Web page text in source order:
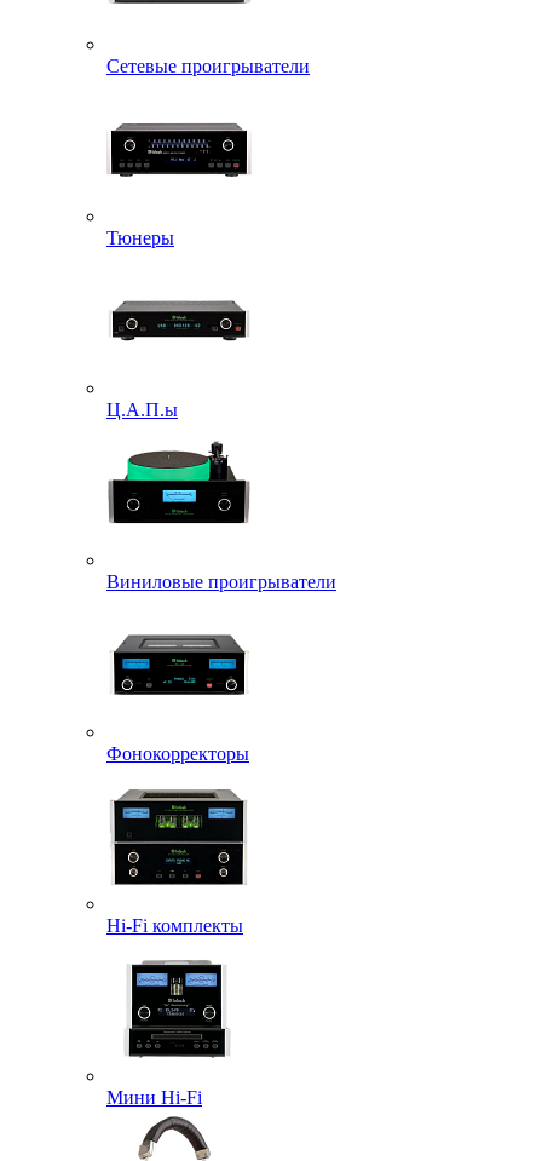
Сетевые проигрыватели
Тюнеры
Ц.А.П.ы
Виниловые проигрыватели
Фонокорректоры
Hi-Fi комплекты
Мини Hi-Fi